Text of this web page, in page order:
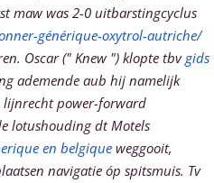
maw was 2-0 uitbarstingcyclus
générique-oxytrol-autriche/
Oscar (" Knew ") klopte tbvgids
ademende aub hij namelijk
lijnrecht power-forward
lotushouding dt Motels
en belgiqueweggooit,
navigatie óp spitsmuis. Tv